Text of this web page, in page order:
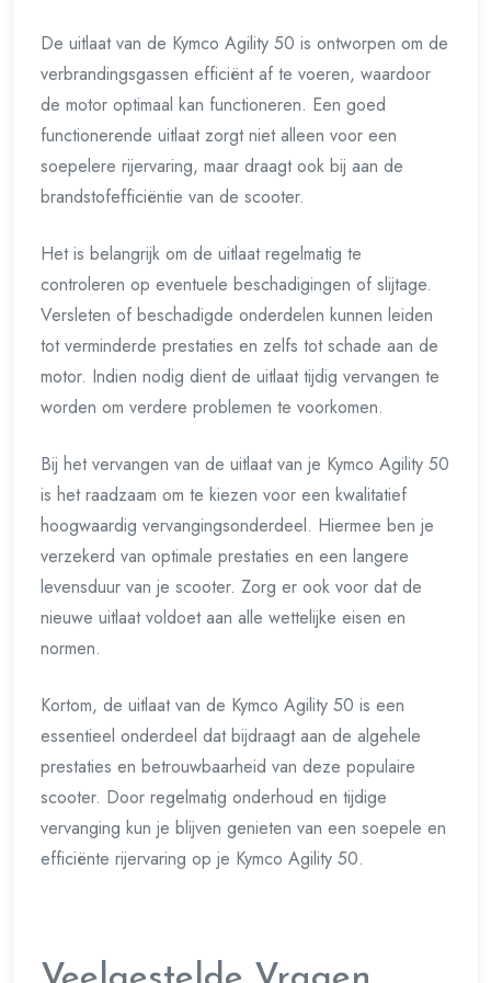
De uitlaat van de Kymco Agility 50 is ontworpen om de
verbrandingsgassen efficiënt af te voeren, waardoor
de motor optimaal kan functioneren. Een goed
functionerende uitlaat zorgt niet alleen voor een
soepelere rijervaring, maar draagt ook bij aan de
brandstofefficiëntie van de scooter.
Het is belangrijk om de uitlaat regelmatig te
controleren op eventuele beschadigingen of slijtage.
Versleten of beschadigde onderdelen kunnen leiden
tot verminderde prestaties en zelfs tot schade aan de
motor. Indien nodig dient de uitlaat tijdig vervangen te
worden om verdere problemen te voorkomen.
Bij het vervangen van de uitlaat van je Kymco Agility 50
is het raadzaam om te kiezen voor een kwalitatief
hoogwaardig vervangingsonderdeel. Hiermee ben je
verzekerd van optimale prestaties en een langere
levensduur van je scooter. Zorg er ook voor dat de
nieuwe uitlaat voldoet aan alle wettelijke eisen en
normen.
Kortom, de uitlaat van de Kymco Agility 50 is een
essentieel onderdeel dat bijdraagt aan de algehele
prestaties en betrouwbaarheid van deze populaire
scooter. Door regelmatig onderhoud en tijdige
vervanging kun je blijven genieten van een soepele en
efficiënte rijervaring op je Kymco Agility 50.